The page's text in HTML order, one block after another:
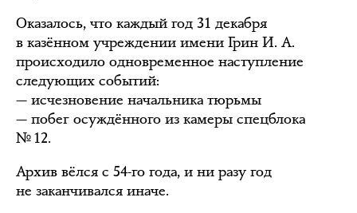
Оказалось, что каждый год 31 декабря
в казённом учреждении имени Грин И. А.
происходило одновременное наступление
следующих событий:
— исчезновение начальника тюрьмы
— побег осуждённого из камеры спецблока
№ 12.
Архив вёлся с 54-го года, и ни разу год
не заканчивался иначе.